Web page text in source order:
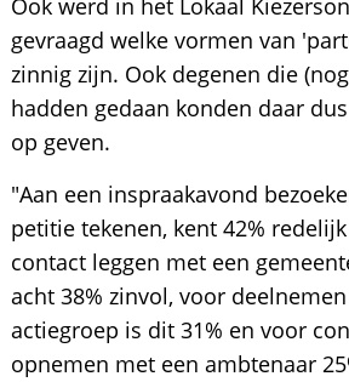
gevraagd welke vormen van
zinnig zijn. Ook degenen die
hadden gedaan konden daar
op geven.
"Aan een inspraakavond
petitie tekenen, kent 42%
contact leggen met een
acht 38% zinvol, voor
actiegroep is dit 31% en voor
opnemen met een ambtenaar